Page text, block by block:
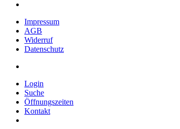
Impressum
AGB
Widerruf
Datenschutz
Login
Suche
Öffnungszeiten
Kontakt